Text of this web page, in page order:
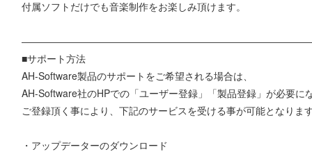
付属ソフトだけでも音楽制作をお楽しみ頂けます。
■サポート方法
AH-Software製品のサポートをご希望される場合は、
AH-Software社のHPでの「ユーザー登録」「製品登録」が必要に
ご登録頂く事により、下記のサービスを受ける事が可能となりま
・アップデーターのダウンロード